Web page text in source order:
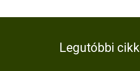
Legutóbbi